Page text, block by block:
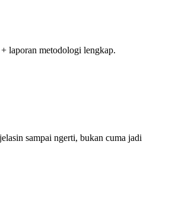
laporan metodologi lengkap.
sampai ngerti, bukan cuma jadi